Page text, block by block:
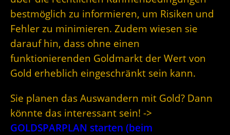
bestmöglich zu informieren, um Risiken und
Fehler zu minimieren. Zudem wiesen sie
darauf hin, dass ohne einen
funktionierenden Goldmarkt der Wert von
Gold erheblich eingeschränkt sein kann.
Sie planen das Auswandern mit Gold? Dann
könnte das interessant sein! ->
GOLDSPARPLAN starten (beim